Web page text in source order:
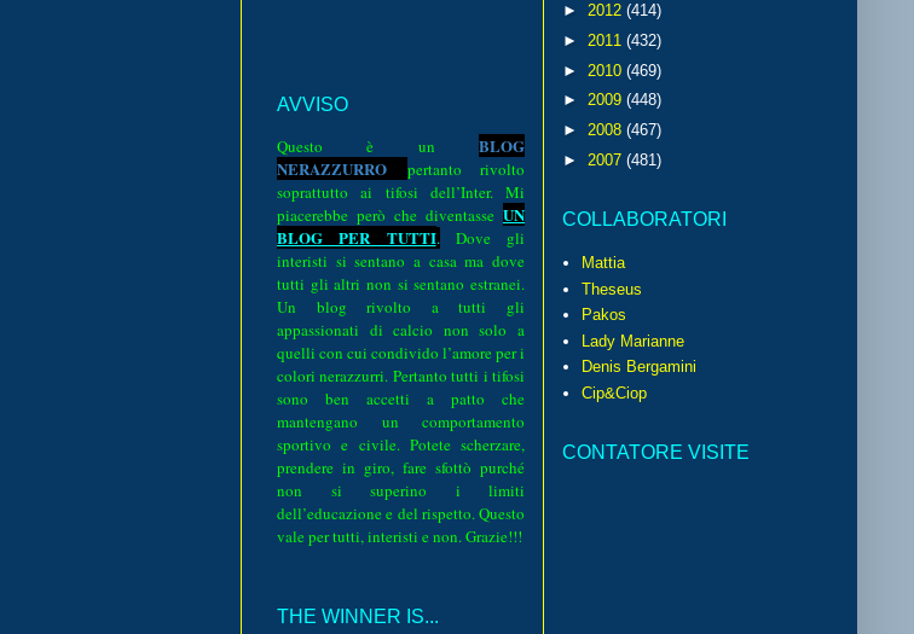
AVVISO
Questo è un BLOG
NERAZZURRO pertanto rivolto
soprattutto ai tifosi dell’Inter. Mi
piacerebbe però che diventasse UN
BLOG PER TUTTI.
Dove gli
interisti si sentano a casa ma dove
tutti gli altri non si sentano estranei.
Un blog rivolto a tutti gli
appassionati di calcio non solo a
quelli con cui condivido l’amore per i
colori nerazzurri. Pertanto tutti i tifosi
sono ben accetti a patto che
mantengano un comportamento
sportivo e civile. Potete scherzare,
prendere in giro, fare sfottò purché
non si superino i limiti
dell’educazione e del rispetto. Questo
vale per tutti, interisti e non. Grazie!!!
THE WINNER IS...
► 2012 (414)
► 2011 (432)
► 2010 (469)
► 2009 (448)
► 2008 (467)
► 2007 (481)
COLLABORATORI
Mattia
Theseus
Pakos
Lady Marianne
Denis Bergamini
Cip&Ciop
CONTATORE VISITE